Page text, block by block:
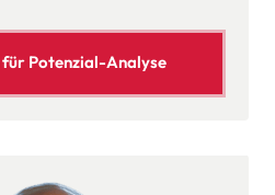
Potenzial-Analyse